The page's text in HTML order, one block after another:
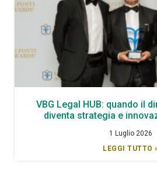
VBG Legal HUB: quando il
diventa strategia e
1 Luglio 2026
LEGGI TUTTO